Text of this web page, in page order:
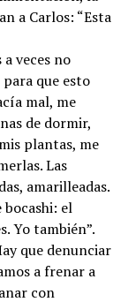
a Carlos: “Esta
veces no
que esto
mal, me
de dormir,
plantas, me
Las
amarilleadas.
el
Yo también”.
que denunciar
a frenar a
con